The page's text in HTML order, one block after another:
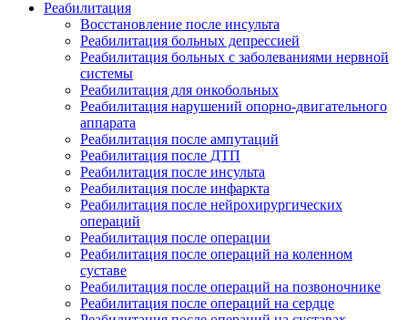
Реабилитация
Восстановление после инсульта
Реабилитация больных депрессией
Реабилитация больных с заболеваниями нервной
системы
Реабилитация для онкобольных
Реабилитация нарушений опорно-двигательного
аппарата
Реабилитация после ампутаций
Реабилитация после ДТП
Реабилитация после инсульта
Реабилитация после инфаркта
Реабилитация после нейрохирургических
операций
Реабилитация после операции
Реабилитация после операций на коленном
суставе
Реабилитация после операций на позвоночнике
Реабилитация после операций на сердце